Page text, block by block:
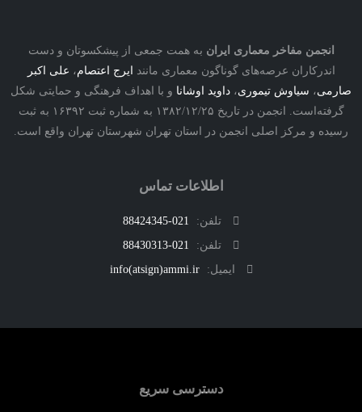
مفاخر معماری ایرانبه همت جمعی از پیشکسوتان و دست
عرصه‌های گوناگون معماری مانندایرج اعتصام،علی اکبر
،سیاوش تیموری،داوید اوشاناو با اهداف فرهنگی و حمایتی شکل
گرفته‌است. انجمن در تاریخ ۱۳۸۲/۱۲/۲۵ به شماره ثبت ۱۶۳۹۲ به ثبت
و مرکز اصلی انجمن در استان تهران شهرستان تهران واقع است.
اطلاعات تماس
تلفن:
021-88424345
تلفن:
021-88430313
ایمیل:
info(atsign)ammi.ir
دسترسی سریع